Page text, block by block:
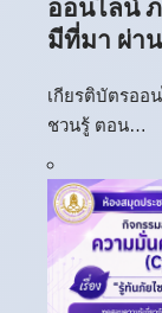
ออนไลน์
มีที่มา ผ่า
เกียรติบัตรออ
ชวนรู้ ตอน…